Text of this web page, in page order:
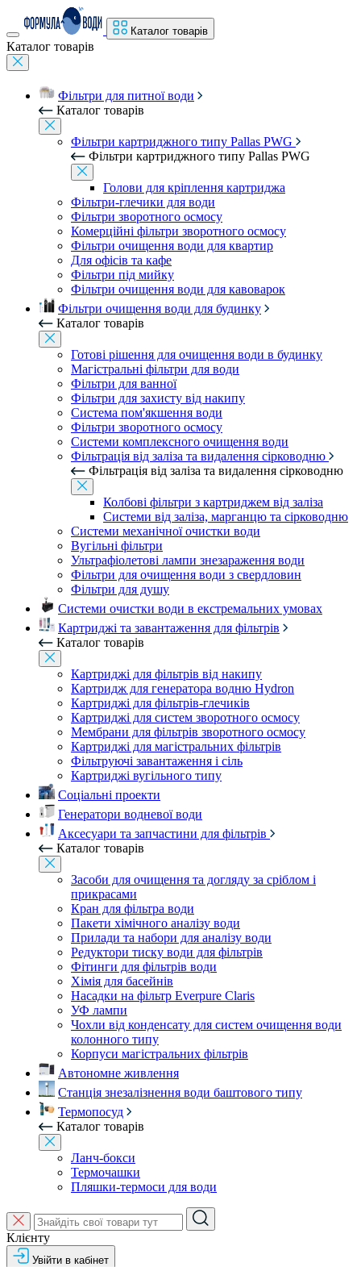
Каталог товарів
Каталог товарів
Фільтри для питної води
Каталог товарів
Фільтри картриджного типу Pallas PWG
Фільтри картриджного типу Pallas PWG
Голови для кріплення картриджа
Фільтри-глечики для води
Фільтри зворотного осмосу
Комерційні фільтри зворотного осмосу
Фільтри очищення води для квартир
Для офісів та кафе
Фільтри під мийку
Фільтри очищення води для кавоварок
Фільтри очищення води для будинку
Каталог товарів
Готові рішення для очищення води в будинку
Магістральні фільтри для води
Фільтри для ванної
Фільтри для захисту від накипу
Система пом'якшення води
Фільтри зворотного осмосу
Системи комплексного очищення води
Фільтрація від заліза та видалення сірководню
Фільтрація від заліза та видалення сірководню
Колбові фільтри з картриджем від заліза
Системи від заліза, марганцю та сірководню
Системи механічної очистки води
Вугільні фільтри
Ультрафіолетові лампи знезараження води
Фільтри для очищення води з свердловин
Фільтри для душу
Системи очистки води в екстремальних умовах
Картриджі та завантаження для фільтрів
Каталог товарів
Картриджі для фільтрів від накипу
Картридж для генератора водню Hydron
Картриджі для фільтрів-глечиків
Картриджі для систем зворотного осмосу
Мембрани для фільтрів зворотного осмосу
Картриджі для магістральних фільтрів
Фільтруючі завантаження і сіль
Картриджі вугільного типу
Соціальні проекти
Генератори водневої води
Аксесуари та запчастини для фільтрів
Каталог товарів
Засоби для очищення та догляду за сріблом і
прикрасами
Кран для фільтра води
Пакети хімічного аналізу води
Прилади та набори для аналізу води
Редуктори тиску води для фільтрів
Фітинги для фільтрів води
Хімія для басейнів
Насадки на фільтр Everpure Claris
УФ лампи
Чохли від конденсату для систем очищення води
колонного типу
Корпуси магістральних фільтрів
Автономне живлення
Станція знезалізнення води баштового типу
Термопосуд
Каталог товарів
Ланч-бокси
Термочашки
Пляшки-термоси для води
Клієнту
Увійти в кабінет